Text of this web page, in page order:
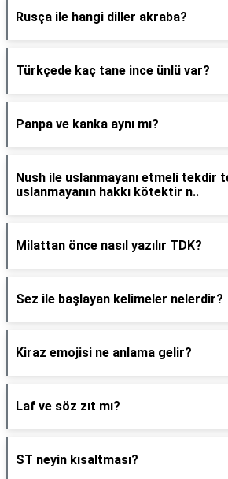
Rusça ile hangi diller akraba?
Türkçede kaç tane ince ünlü var?
Panpa ve kanka aynı mı?
Nush ile uslanmayanı etmeli tekdir
uslanmayanın hakkı kötektir n..
Milattan önce nasıl yazılır TDK?
Sez ile başlayan kelimeler nelerdir?
Kiraz emojisi ne anlama gelir?
Laf ve söz zıt mı?
ST neyin kısaltması?